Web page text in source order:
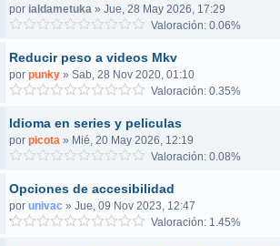
por ialdametuka» Jue, 28 May 2026, 17:29
Valoración: 0.06%
Reducir peso a videos Mkv
por punky» Sab, 28 Nov 2020, 01:10
Valoración: 0.35%
Idioma en series y peliculas
por picota» Mié, 20 May 2026, 12:19
Valoración: 0.08%
Opciones de accesibilidad
por univac» Jue, 09 Nov 2023, 12:47
Valoración: 1.45%